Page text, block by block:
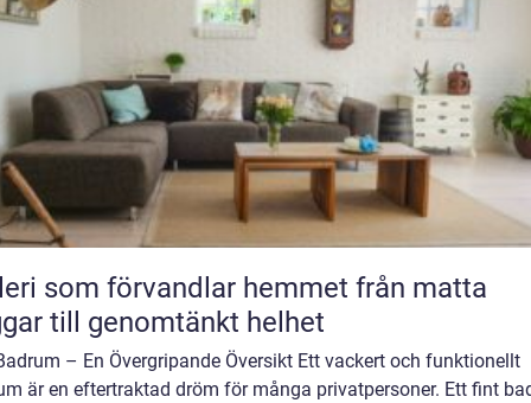
som förvandlar hemmet från matta
till genomtänkt helhet
– En Övergripande Översikt Ett vackert och funktionellt
är en eftertraktad dröm för många privatpersoner. Ett fint